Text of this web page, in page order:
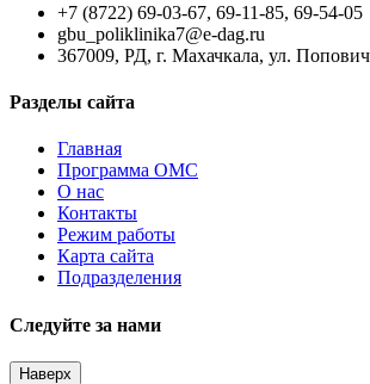
+7 (8722) 69-03-67, 69-11-85, 69-54-05
gbu_poliklinika7@e-dag.ru
367009, РД, г. Махачкала, ул.
Разделы сайта
Главная
Программа ОМС
О нас
Контакты
Режим работы
Карта сайта
Подразделения
Следуйте за нами
Наверх